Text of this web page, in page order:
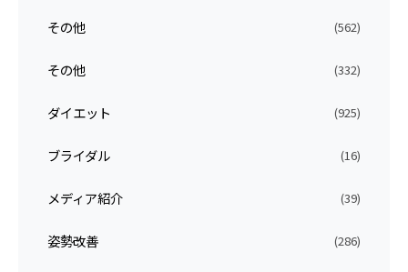
その他 (562)
その他 (332)
ダイエット (925)
ブライダル (16)
メディア紹介 (39)
姿勢改善 (286)